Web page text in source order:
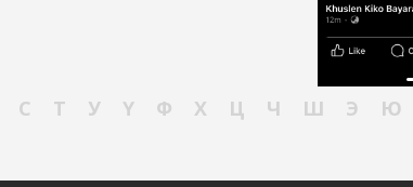
С Т У Ү Ф Х Ц Ч Ш Э Ю